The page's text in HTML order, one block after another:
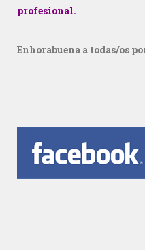
profesional.
Enhorabuena a todas/os